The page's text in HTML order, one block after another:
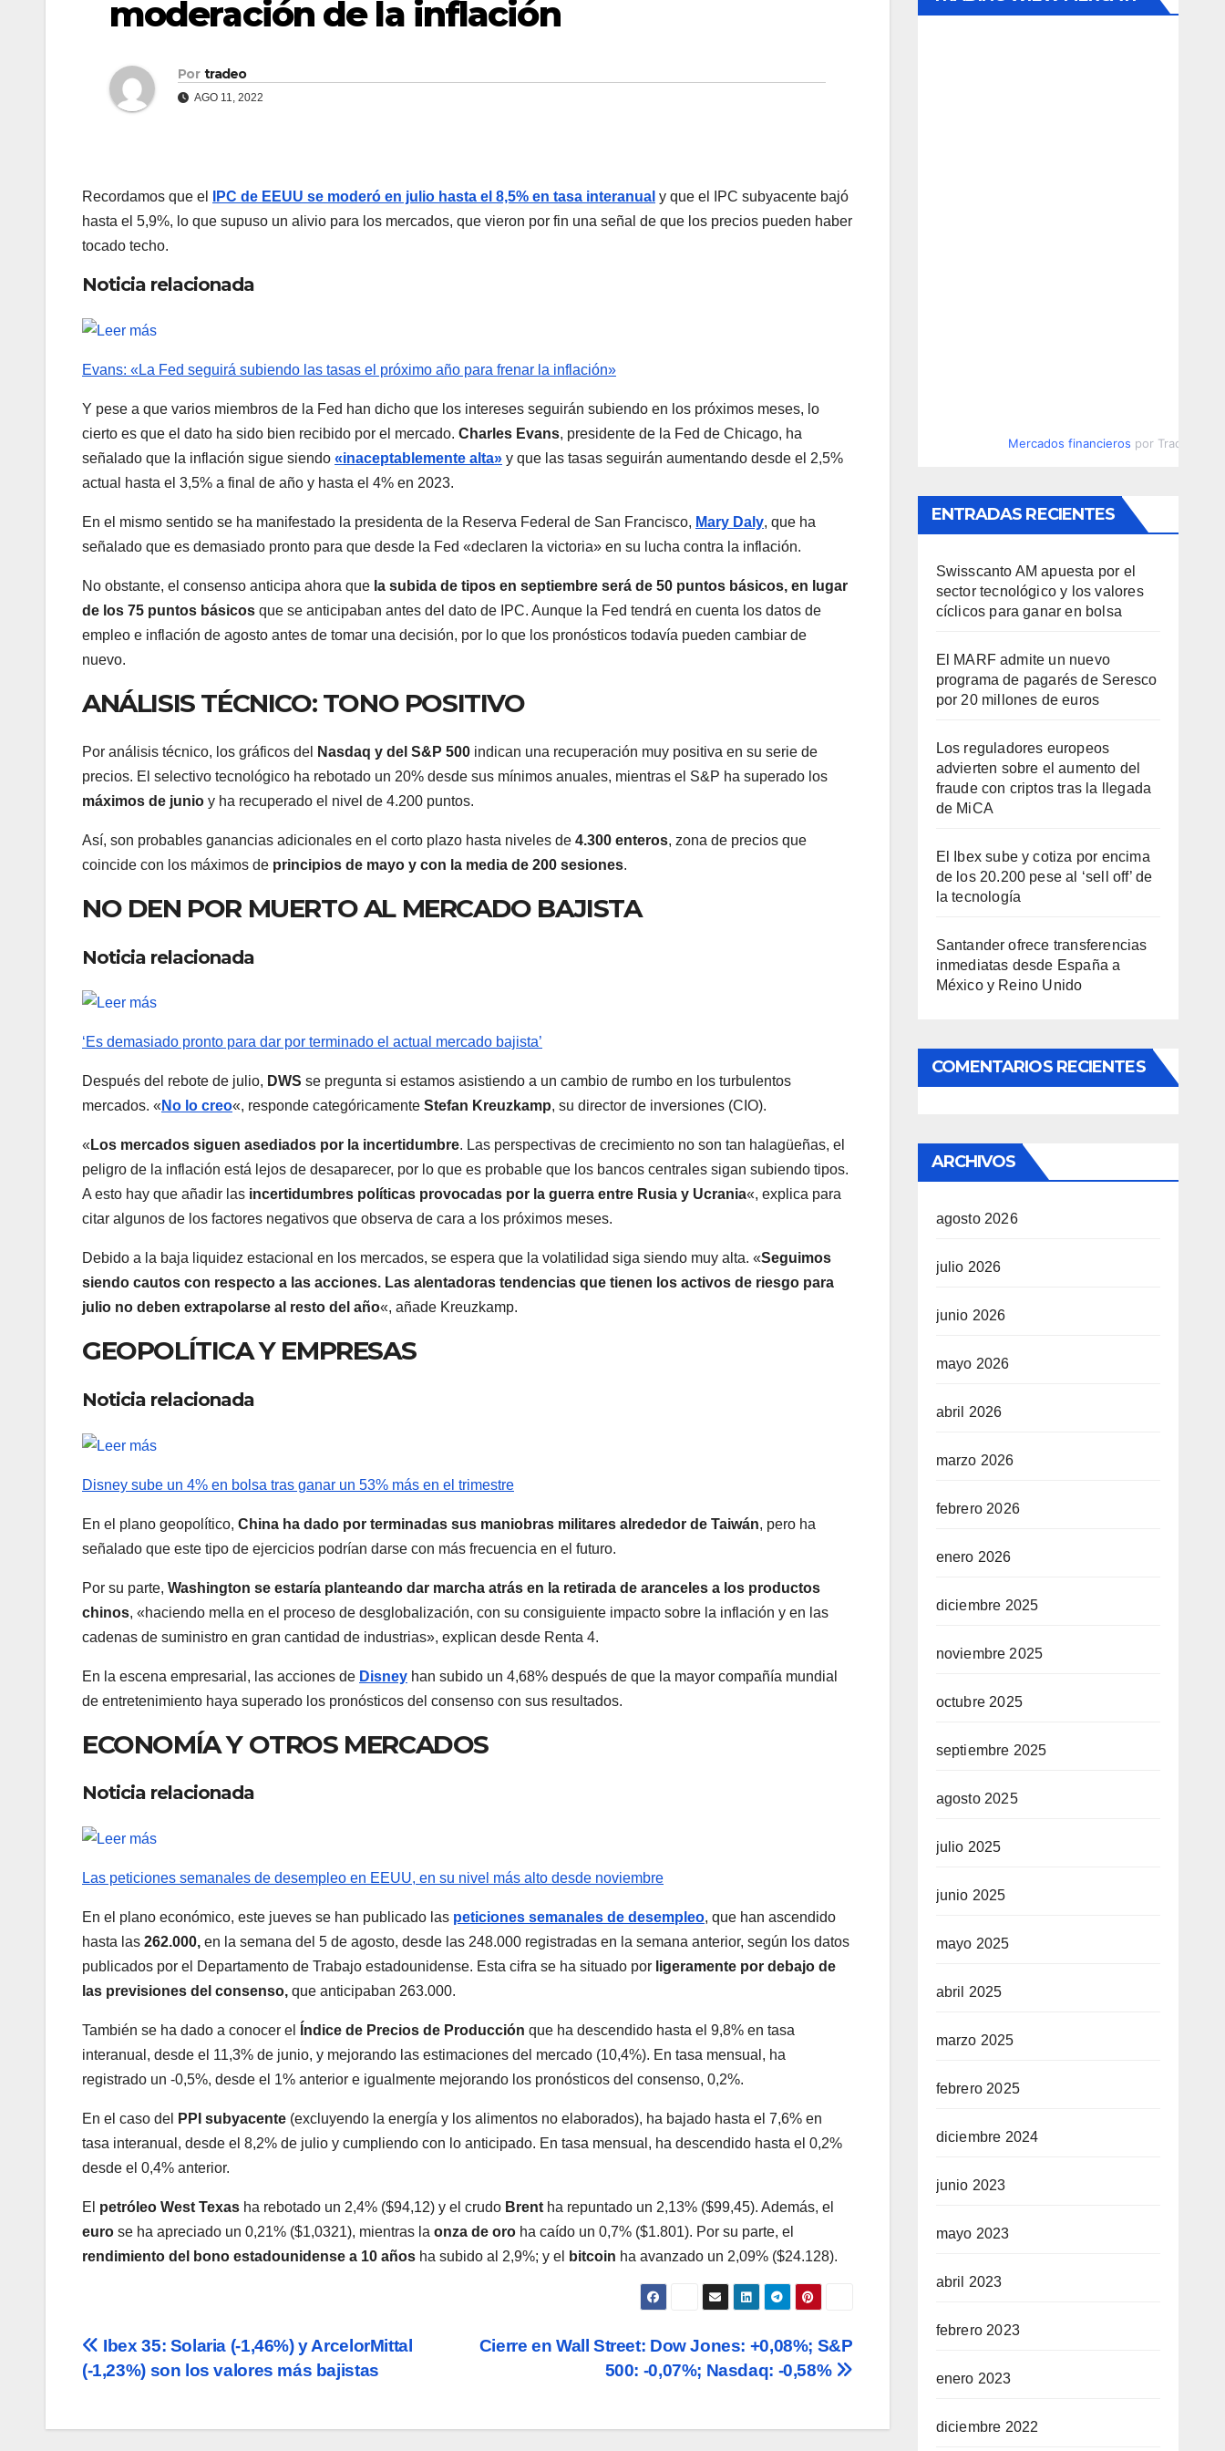
moderación de la inflación
Por tradeo
AGO 11, 2022
Recordamos que el IPC de EEUU se moderó en julio hasta el 8,5% en tasa interanual y que el IPC subyacente bajó
hasta el 5,9%, lo que supuso un alivio para los mercados, que vieron por fin una señal de que los precios pueden haber
tocado techo.
Noticia relacionada
Evans: «La Fed seguirá subiendo las tasas el próximo año para frenar la inflación»
Y pese a que varios miembros de la Fed han dicho que los intereses seguirán subiendo en los próximos meses, lo
cierto es que el dato ha sido bien recibido por el mercado. Charles Evans, presidente de la Fed de Chicago, ha
señalado que la inflación sigue siendo «inaceptablemente alta» y que las tasas seguirán aumentando desde el 2,5%
actual hasta el 3,5% a final de año y hasta el 4% en 2023.
En el mismo sentido se ha manifestado la presidenta de la Reserva Federal de San Francisco, Mary Daly, que ha
señalado que es demasiado pronto para que desde la Fed «declaren la victoria» en su lucha contra la inflación.
No obstante, el consenso anticipa ahora que la subida de tipos en septiembre será de 50 puntos básicos, en lugar
de los 75 puntos básicos que se anticipaban antes del dato de IPC. Aunque la Fed tendrá en cuenta los datos de
empleo e inflación de agosto antes de tomar una decisión, por lo que los pronósticos todavía pueden cambiar de
nuevo.
ANÁLISIS TÉCNICO: TONO POSITIVO
Por análisis técnico, los gráficos del Nasdaq y del S&P 500 indican una recuperación muy positiva en su serie de
precios. El selectivo tecnológico ha rebotado un 20% desde sus mínimos anuales, mientras el S&P ha superado los
máximos de junio y ha recuperado el nivel de 4.200 puntos.
Así, son probables ganancias adicionales en el corto plazo hasta niveles de 4.300 enteros, zona de precios que
coincide con los máximos de principios de mayo y con la media de 200 sesiones.
NO DEN POR MUERTO AL MERCADO BAJISTA
Noticia relacionada
‘Es demasiado pronto para dar por terminado el actual mercado bajista’
Después del rebote de julio, DWS se pregunta si estamos asistiendo a un cambio de rumbo en los turbulentos
mercados. « No lo creo«, responde categóricamente Stefan Kreuzkamp, su director de inversiones (CIO).
« Los mercados siguen asediados por la incertidumbre. Las perspectivas de crecimiento no son tan halagüeñas, el
peligro de la inflación está lejos de desaparecer, por lo que es probable que los bancos centrales sigan subiendo tipos.
A esto hay que añadir las incertidumbres políticas provocadas por la guerra entre Rusia y Ucrania«, explica para
citar algunos de los factores negativos que observa de cara a los próximos meses.
Debido a la baja liquidez estacional en los mercados, se espera que la volatilidad siga siendo muy alta. «Seguimos
siendo cautos con respecto a las acciones. Las alentadoras tendencias que tienen los activos de riesgo para
julio no deben extrapolarse al resto del año«, añade Kreuzkamp.
GEOPOLÍTICA Y EMPRESAS
Noticia relacionada
Disney sube un 4% en bolsa tras ganar un 53% más en el trimestre
En el plano geopolítico, China ha dado por terminadas sus maniobras militares alrededor de Taiwán, pero ha
señalado que este tipo de ejercicios podrían darse con más frecuencia en el futuro.
Por su parte, Washington se estaría planteando dar marcha atrás en la retirada de aranceles a los productos
chinos, «haciendo mella en el proceso de desglobalización, con su consiguiente impacto sobre la inflación y en las
cadenas de suministro en gran cantidad de industrias», explican desde Renta 4.
En la escena empresarial, las acciones de Disney han subido un 4,68% después de que la mayor compañía mundial
de entretenimiento haya superado los pronósticos del consenso con sus resultados.
ECONOMÍA Y OTROS MERCADOS
Noticia relacionada
Las peticiones semanales de desempleo en EEUU, en su nivel más alto desde noviembre
En el plano económico, este jueves se han publicado las peticiones semanales de desempleo, que han ascendido
hasta las 262.000, en la semana del 5 de agosto, desde las 248.000 registradas en la semana anterior, según los datos
publicados por el Departamento de Trabajo estadounidense. Esta cifra se ha situado por ligeramente por debajo de
las previsiones del consenso, que anticipaban 263.000.
También se ha dado a conocer el Índice de Precios de Producción que ha descendido hasta el 9,8% en tasa
interanual, desde el 11,3% de junio, y mejorando las estimaciones del mercado (10,4%). En tasa mensual, ha
registrado un -0,5%, desde el 1% anterior e igualmente mejorando los pronósticos del consenso, 0,2%.
En el caso del PPI subyacente (excluyendo la energía y los alimentos no elaborados), ha bajado hasta el 7,6% en
tasa interanual, desde el 8,2% de julio y cumpliendo con lo anticipado. En tasa mensual, ha descendido hasta el 0,2%
desde el 0,4% anterior.
El petróleo West Texas ha rebotado un 2,4% ($94,12) y el crudo Brent ha repuntado un 2,13% ($99,45). Además, el
euro se ha apreciado un 0,21% ($1,0321), mientras la onza de oro ha caído un 0,7% ($1.801). Por su parte, el
rendimiento del bono estadounidense a 10 años ha subido al 2,9%; y el bitcoin ha avanzado un 2,09% ($24.128).
Navegación
de
entradas
Cierre en Wall Street: Dow Jones: +0,08%; S&P
500: -0,07%; Nasdaq: -0,58%
Ibex 35: Solaria (-1,46%) y ArcelorMittal
(-1,23%) son los valores más bajistas
Mercados financieros por
ENTRADAS RECIENTES
Swisscanto AM apuesta por el
sector tecnológico y los valores
cíclicos para ganar en bolsa
El MARF admite un nuevo
programa de pagarés de Seresco
por 20 millones de euros
Los reguladores europeos
advierten sobre el aumento del
fraude con criptos tras la llegada
de MiCA
El Ibex sube y cotiza por encima
de los 20.200 pese al ‘sell off’ de
la tecnología
Santander ofrece transferencias
inmediatas desde España a
México y Reino Unido
COMENTARIOS RECIENTES
ARCHIVOS
agosto 2026
julio 2026
junio 2026
mayo 2026
abril 2026
marzo 2026
febrero 2026
enero 2026
diciembre 2025
noviembre 2025
octubre 2025
septiembre 2025
agosto 2025
julio 2025
junio 2025
mayo 2025
abril 2025
marzo 2025
febrero 2025
diciembre 2024
junio 2023
mayo 2023
abril 2023
febrero 2023
enero 2023
diciembre 2022